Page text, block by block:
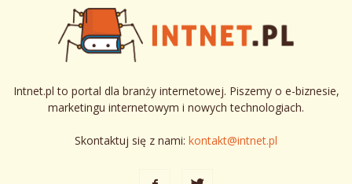
Intnet.pl to portal dla branży internetowej. Piszemy o e-biznesie,
marketingu internetowym i nowych technologiach.
Skontaktuj się z nami: kontakt@intnet.pl